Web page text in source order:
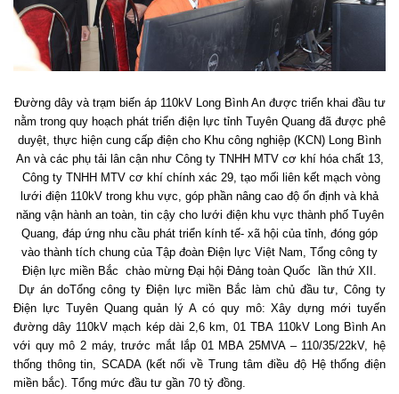
Đường dây và trạm biến áp 110kV Long Bình An được triển khai đầu tư
nằm trong quy hoạch phát triển điện lực tỉnh Tuyên Quang đã được phê
duyệt, thực hiện cung cấp điện cho Khu công nghiệp (KCN) Long Bình
An và các phụ tải lân cận như Công ty TNHH MTV cơ khí hóa chất 13,
Công ty TNHH MTV cơ khí chính xác 29, tạo mối liên kết mạch vòng
lưới điện 110kV trong khu vực, góp phần nâng cao độ ổn định và khả
năng vận hành an toàn, tin cậy cho lưới điện khu vực thành phố Tuyên
Quang, đáp ứng nhu cầu phát triển kính tế- xã hội của tỉnh, đóng góp
vào thành tích chung của Tập đoàn Điện lực Việt Nam, Tổng công ty
Điện lực miền Bắc chào mừng Đại hội Đảng toàn Quốc lần thứ XII.
Dự án doTổng công ty Điện lực miền Bắc làm chủ đầu tư, Công ty
Điện lực Tuyên Quang quản lý A có quy mô: Xây dựng mới tuyến
đường dây 110kV mạch kép dài 2,6 km, 01 TBA 110kV Long Bình An
với quy mô 2 máy, trước mắt lắp 01 MBA 25MVA – 110/35/22kV, hệ
thống thông tin, SCADA (kết nối về Trung tâm điều độ Hệ thống điện
miền bắc). Tổng mức đầu tư gần 70 tỷ đồng.